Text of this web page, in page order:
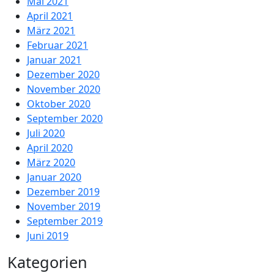
April 2021
März 2021
Februar 2021
Januar 2021
Dezember 2020
November 2020
Oktober 2020
September 2020
Juli 2020
April 2020
März 2020
Januar 2020
Dezember 2019
November 2019
September 2019
Juni 2019
Kategorien